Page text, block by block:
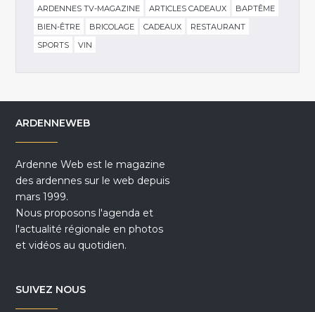
ARDENNES TV-MAGAZINE
ARTICLES CADEAUX
BAPTÊME
BIEN-ÊTRE
BRICOLAGE CADEAUX
RESTAURANT
SPORTS
VIN
ARDENNEWEB
Ardenne Web est le magazine
des ardennes sur le web depuis
mars 1999.
Nous proposons l'agenda et
l'actualité régionale en photos
et vidéos au quotidien.
SUIVEZ NOUS